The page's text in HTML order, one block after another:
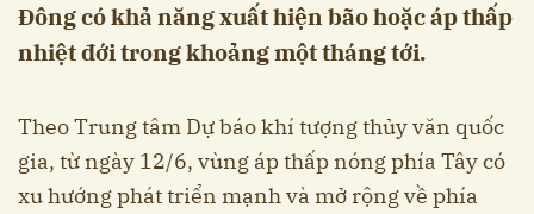
Đông có khả năng xuất hiện bão hoặc áp thấp
nhiệt đới trong khoảng một tháng tới.
Theo Trung tâm Dự báo khí tượng thủy văn quốc
gia, từ ngày 12/6, vùng áp thấp nóng phía Tây có
xu hướng phát triển mạnh và mở rộng về phía